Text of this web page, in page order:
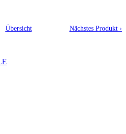
Übersicht Nächstes Produkt ›